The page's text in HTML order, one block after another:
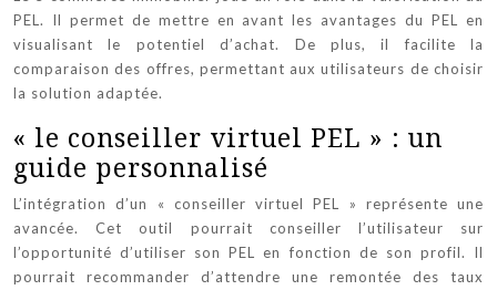
PEL. Il permet de mettre en avant les avantages du PEL en
visualisant le potentiel d’achat. De plus, il facilite la
comparaison des offres, permettant aux utilisateurs de choisir
la solution adaptée.
« le conseiller virtuel PEL » : un
guide personnalisé
L’intégration d’un « conseiller virtuel PEL » représente une
avancée. Cet outil pourrait conseiller l’utilisateur sur
l’opportunité d’utiliser son PEL en fonction de son profil. Il
pourrait recommander d’attendre une remontée des taux